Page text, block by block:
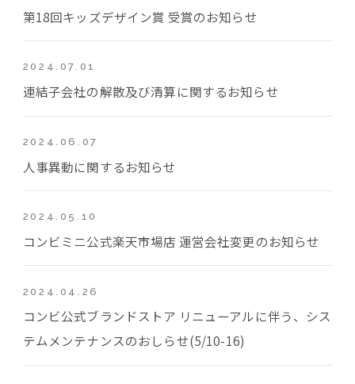
第18回キッズデザイン賞 受賞のお知らせ
2024.07.01
連結子会社の解散及び清算に関するお知らせ
2024.06.07
人事異動に関するお知らせ
2024.05.10
コンビミニ公式楽天市場店 運営会社変更のお知らせ
2024.04.26
コンビ公式ブランドストア リニューアルに伴う、シス
テムメンテナンスのおしらせ(5/10-16)